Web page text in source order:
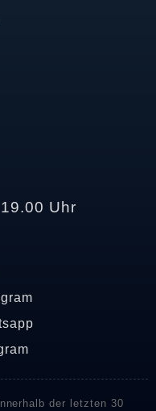
Uhr
der letzten 30